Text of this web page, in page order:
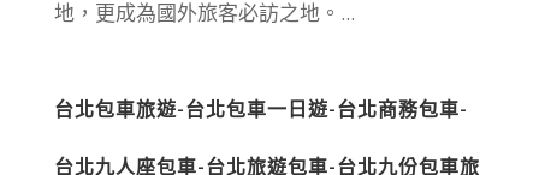
地，更成為國外旅客必訪之地。...
台北包車旅遊-台北包車一日遊-台北商務包車-
台北九人座包車-台北旅遊包車-台北九份包車旅